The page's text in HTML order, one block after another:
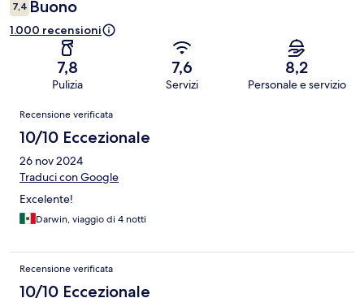
7,4 Buono
1.000 recensioni
7,8
Pulizia
7,6
Servizi
8,2
Personale e servizio
Recensioni
Recensione verificata
10/10 Eccezionale
26 nov 2024
Traduci con Google
Excelente!
Darwin, viaggio di 4 notti
Recensione verificata
10/10 Eccezionale